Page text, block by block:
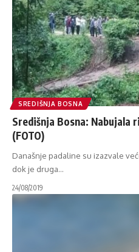
SREDIŠNJA BOSNA
Središnja Bosna: Nabujala
(FOTO)
Današnje padaline su izazvale
dok je druga…
24/08/2019